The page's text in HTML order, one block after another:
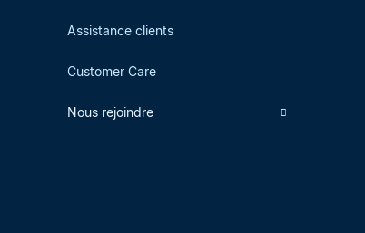
Assistance clients
Customer Care
Nous rejoindre